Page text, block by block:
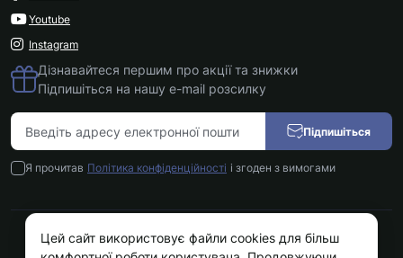
Youtube
Instagram
Дізнавайтеся першим про акції та знижки
Підпишіться на нашу e-mail розсилку
Підпишіться
Я прочитав Політика конфіденційності і згоден з вимогами
Kokos.com.ua © 2026
Цей сайт використовує файли cookies для більш